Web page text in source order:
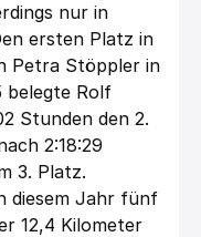
nur in
ersten Platz in
Petra Stöppler in
belegte Rolf
Stunden den 2.
2:18:29
3. Platz.
diesem Jahr fünf
12,4 Kilometer